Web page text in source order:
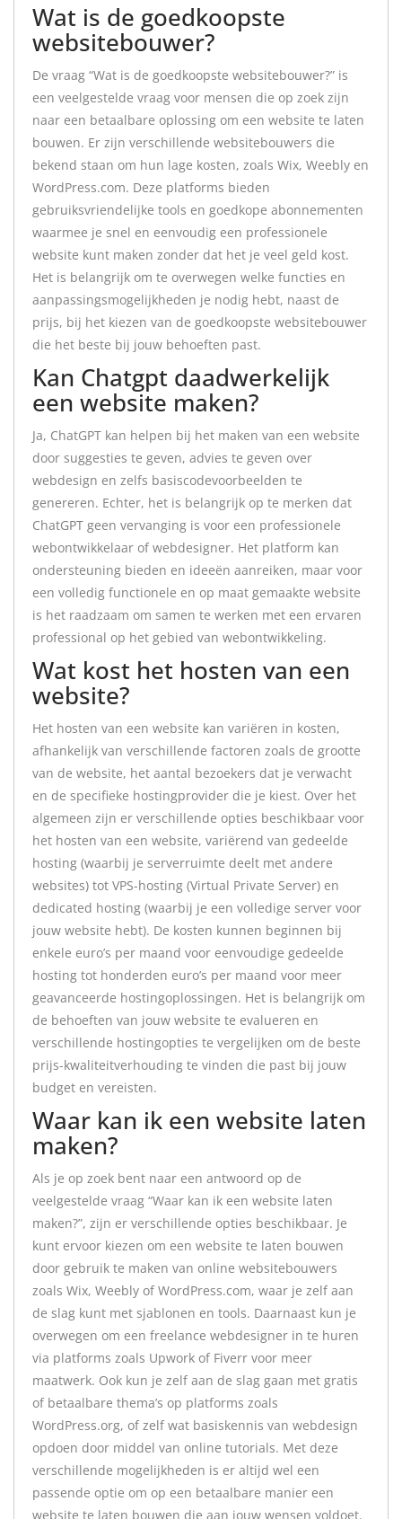
Wat is de goedkoopste
websitebouwer?
De vraag “Wat is de goedkoopste websitebouwer?” is
een veelgestelde vraag voor mensen die op zoek zijn
naar een betaalbare oplossing om een website te laten
bouwen. Er zijn verschillende websitebouwers die
bekend staan om hun lage kosten, zoals Wix, Weebly en
WordPress.com. Deze platforms bieden
gebruiksvriendelijke tools en goedkope abonnementen
waarmee je snel en eenvoudig een professionele
website kunt maken zonder dat het je veel geld kost.
Het is belangrijk om te overwegen welke functies en
aanpassingsmogelijkheden je nodig hebt, naast de
prijs, bij het kiezen van de goedkoopste websitebouwer
die het beste bij jouw behoeften past.
Kan Chatgpt daadwerkelijk
een website maken?
Ja, ChatGPT kan helpen bij het maken van een website
door suggesties te geven, advies te geven over
webdesign en zelfs basiscodevoorbeelden te
genereren. Echter, het is belangrijk op te merken dat
ChatGPT geen vervanging is voor een professionele
webontwikkelaar of webdesigner. Het platform kan
ondersteuning bieden en ideeën aanreiken, maar voor
een volledig functionele en op maat gemaakte website
is het raadzaam om samen te werken met een ervaren
professional op het gebied van webontwikkeling.
Wat kost het hosten van een
website?
Het hosten van een website kan variëren in kosten,
afhankelijk van verschillende factoren zoals de grootte
van de website, het aantal bezoekers dat je verwacht
en de specifieke hostingprovider die je kiest. Over het
algemeen zijn er verschillende opties beschikbaar voor
het hosten van een website, variërend van gedeelde
hosting (waarbij je serverruimte deelt met andere
websites) tot VPS-hosting (Virtual Private Server) en
dedicated hosting (waarbij je een volledige server voor
jouw website hebt). De kosten kunnen beginnen bij
enkele euro’s per maand voor eenvoudige gedeelde
hosting tot honderden euro’s per maand voor meer
geavanceerde hostingoplossingen. Het is belangrijk om
de behoeften van jouw website te evalueren en
verschillende hostingopties te vergelijken om de beste
prijs-kwaliteitverhouding te vinden die past bij jouw
budget en vereisten.
Waar kan ik een website laten
maken?
Als je op zoek bent naar een antwoord op de
veelgestelde vraag “Waar kan ik een website laten
maken?”, zijn er verschillende opties beschikbaar. Je
kunt ervoor kiezen om een website te laten bouwen
door gebruik te maken van online websitebouwers
zoals Wix, Weebly of WordPress.com, waar je zelf aan
de slag kunt met sjablonen en tools. Daarnaast kun je
overwegen om een freelance webdesigner in te huren
via platforms zoals Upwork of Fiverr voor meer
maatwerk. Ook kun je zelf aan de slag gaan met gratis
of betaalbare thema’s op platforms zoals
WordPress.org, of zelf wat basiskennis van webdesign
opdoen door middel van online tutorials. Met deze
verschillende mogelijkheden is er altijd wel een
passende optie om op een betaalbare manier een
website te laten bouwen die aan jouw wensen voldoet.